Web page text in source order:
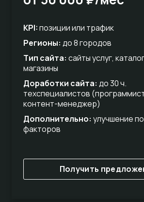
KPI:позиции или трафик
Регионы: до 8 городов
Тип сайта: сайты услуг,
магазины
Доработки сайта: до 30 ч.
техспециалистов
контент-менеджер)
Дополнительно: улучшение
факторов
Получить